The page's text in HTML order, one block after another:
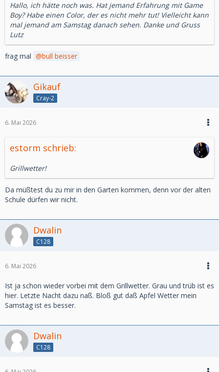
Hallo, ich hätte noch was. Hat jemand Erfahrung mit Game
Boy? Habe einen Color, der es nicht mehr tut! Vielleicht kann
mal jemand am Samstag danach sehen. Danke und Gruss
Lutz
frag mal bull beisser
Gikauf
Cray-2
6. Mai 2026
estorm schrieb:
Grillwetter!
Da müßtest du zu mir in den Garten kommen, denn vor der alten
Schule dürfen wir nicht.
Dwalin
C128
6. Mai 2026
Ist ja schon wieder vorbei mit dem Grillwetter. Grau und trüb ist es
hier. Letzte Nacht dazu naß. Bloß gut daß Apfel Wetter mein
Samstag ist es besser.
Dwalin
C128